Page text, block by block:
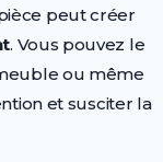
peut créer
. Vous pouvez le
ou même
et susciter la